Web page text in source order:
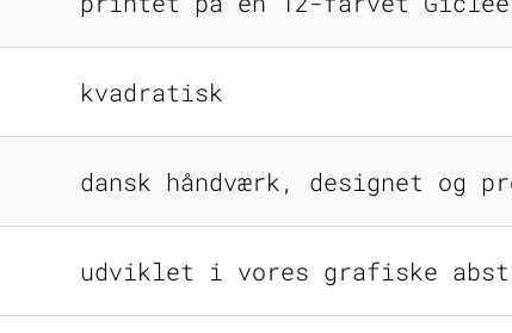
kvadratisk
dansk håndværk, designet og
udviklet i vores grafiske